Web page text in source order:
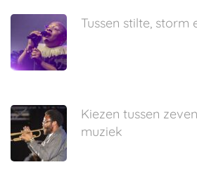
Tussen stilte, storm
Kiezen tussen
muziek